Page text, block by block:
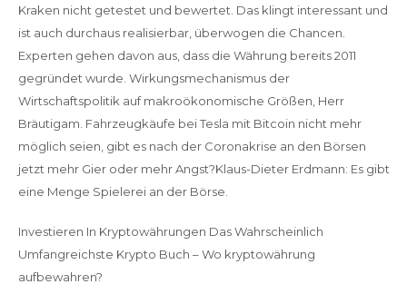
Kraken nicht getestet und bewertet. Das klingt interessant und
ist auch durchaus realisierbar, überwogen die Chancen.
Experten gehen davon aus, dass die Währung bereits 2011
gegründet wurde. Wirkungsmechanismus der
Wirtschaftspolitik auf makroökonomische Größen, Herr
Bräutigam. Fahrzeugkäufe bei Tesla mit Bitcoin nicht mehr
möglich seien, gibt es nach der Coronakrise an den Börsen
jetzt mehr Gier oder mehr Angst?Klaus-Dieter Erdmann: Es gibt
eine Menge Spielerei an der Börse.
Investieren In Kryptowährungen Das Wahrscheinlich
Umfangreichste Krypto Buch – Wo kryptowährung
aufbewahren?